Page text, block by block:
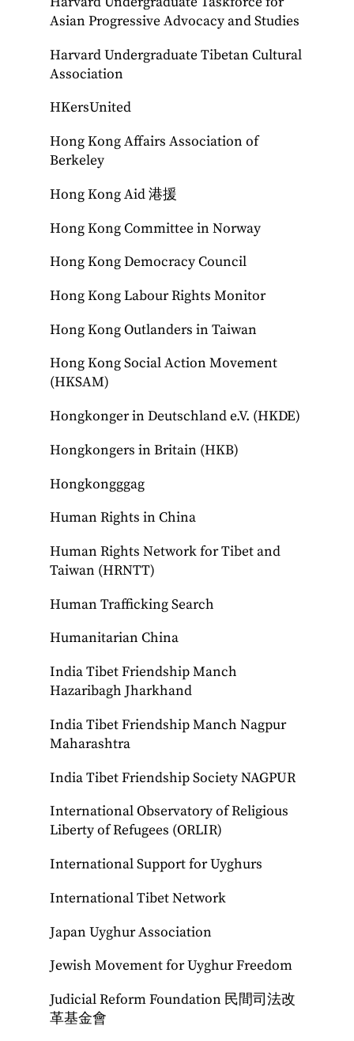
Asian Progressive Advocacy and Studies
Harvard Undergraduate Tibetan Cultural
Association
HKersUnited
Hong Kong Affairs Association of
Berkeley
Hong Kong Aid 港援
Hong Kong Committee in Norway
Hong Kong Democracy Council
Hong Kong Labour Rights Monitor
Hong Kong Outlanders in Taiwan
Hong Kong Social Action Movement
(HKSAM)
Hongkonger in Deutschland e.V. (HKDE)
Hongkongers in Britain (HKB)
Hongkongggag
Human Rights in China
Human Rights Network for Tibet and
Taiwan (HRNTT)
Human Trafficking Search
Humanitarian China
India Tibet Friendship Manch
Hazaribagh Jharkhand
India Tibet Friendship Manch Nagpur
Maharashtra
India Tibet Friendship Society NAGPUR
International Observatory of Religious
Liberty of Refugees (ORLIR)
International Support for Uyghurs
International Tibet Network
Japan Uyghur Association
Jewish Movement for Uyghur Freedom
Judicial Reform Foundation 民間司法改
革基金會